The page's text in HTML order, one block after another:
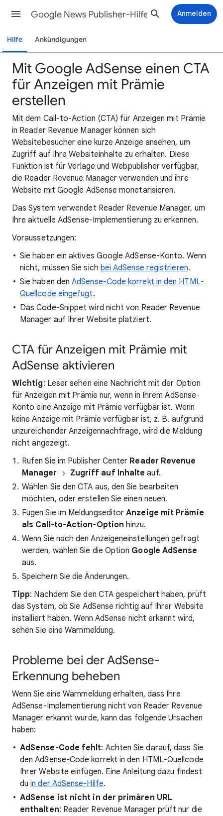
Google News Publisher-Hilfe Anmelden
Hilfe Ankündigungen
Mit Google AdSense einen CTA
für Anzeigen mit Prämie
erstellen
Mit dem Call-to-Action (CTA) für Anzeigen mit Prämie
in Reader Revenue Manager können sich
Websitebesucher eine kurze Anzeige ansehen, um
Zugriff auf Ihre Websiteinhalte zu erhalten. Diese
Funktion ist für Verlage und Webpublisher verfügbar,
die Reader Revenue Manager verwenden und ihre
Website mit Google AdSense monetarisieren.
Das System verwendet Reader Revenue Manager, um
Ihre aktuelle AdSense-Implementierung zu erkennen.
Voraussetzungen:
Sie haben ein aktives Google AdSense-Konto. Wenn
nicht, müssen Sie sich bei AdSense registrieren.
Sie haben denAdSense-Code korrekt in den HTML-
Quellcode eingefügt.
Das Code-Snippet wird nicht von Reader Revenue
Manager auf Ihrer Website platziert.
CTA für Anzeigen mit Prämie mit
AdSense aktivieren
Wichtig: Leser sehen eine Nachricht mit der Option
für Anzeigen mit Prämie nur, wenn in Ihrem AdSense-
Konto eine Anzeige mit Prämie verfügbar ist. Wenn
keine Anzeige mit Prämie verfügbar ist, z. B. aufgrund
unzureichender Anzeigennachfrage, wird die Meldung
nicht angezeigt.
Rufen Sie im Publisher Center Reader Revenue
Manager
Zugriff auf Inhalte auf.
Wählen Sie den CTA aus, den Sie bearbeiten
möchten, oder erstellen Sie einen neuen.
Fügen Sie im MeldungseditorAnzeige mit Prämie
als Call-to-Action-Option hinzu.
Wenn Sie nach den Anzeigeneinstellungen gefragt
werden, wählen Sie die Option Google AdSense
aus.
Speichern Sie die Änderungen.
Tipp: Nachdem Sie den CTA gespeichert haben, prüft
das System, ob Sie AdSense richtig auf Ihrer Website
installiert haben. Wenn AdSense nicht erkannt wird,
sehen Sie eine Warnmeldung.
Probleme bei der AdSense-
Erkennung beheben
Wenn Sie eine Warnmeldung erhalten, dass Ihre
AdSense-Implementierung nicht von Reader Revenue
Manager erkannt wurde, kann das folgende Ursachen
haben:
AdSense-Code fehlt: Achten Sie darauf, dass Sie
den AdSense-Code korrekt in den HTML-Quellcode
Ihrer Website einfügen. Eine Anleitung dazu findest
duin der AdSense-Hilfe.
AdSense ist nicht in der primären URL
enthalten: Reader Revenue Manager prüft nur die